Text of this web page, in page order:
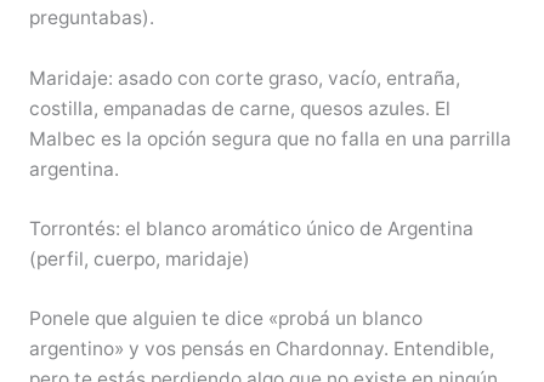
preguntabas).
Maridaje: asado con corte graso, vacío, entraña,
costilla, empanadas de carne, quesos azules. El
Malbec es la opción segura que no falla en una parrilla
argentina.
Torrontés: el blanco aromático único de Argentina
(perfil, cuerpo, maridaje)
Ponele que alguien te dice «probá un blanco
argentino» y vos pensás en Chardonnay. Entendible,